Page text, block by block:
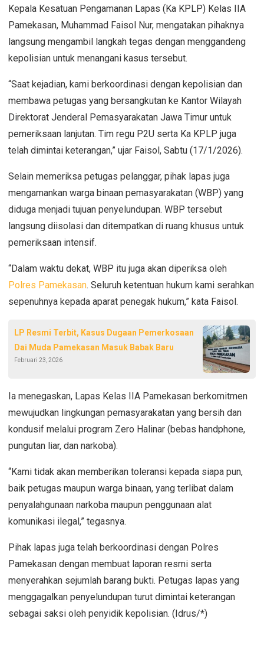
Kepala Kesatuan Pengamanan Lapas (Ka KPLP) Kelas IIA
Pamekasan, Muhammad Faisol Nur, mengatakan pihaknya
langsung mengambil langkah tegas dengan menggandeng
kepolisian untuk menangani kasus tersebut.
“Saat kejadian, kami berkoordinasi dengan kepolisian dan
membawa petugas yang bersangkutan ke Kantor Wilayah
Direktorat Jenderal Pemasyarakatan Jawa Timur untuk
pemeriksaan lanjutan. Tim regu P2U serta Ka KPLP juga
telah dimintai keterangan,” ujar Faisol, Sabtu (17/1/2026).
Selain memeriksa petugas pelanggar, pihak lapas juga
mengamankan warga binaan pemasyarakatan (WBP) yang
diduga menjadi tujuan penyelundupan. WBP tersebut
langsung diisolasi dan ditempatkan di ruang khusus untuk
pemeriksaan intensif.
“Dalam waktu dekat, WBP itu juga akan diperiksa oleh
Polres Pamekasan. Seluruh ketentuan hukum kami serahkan
sepenuhnya kepada aparat penegak hukum,” kata Faisol.
LP Resmi Terbit, Kasus Dugaan Pemerkosaan
Dai Muda Pamekasan Masuk Babak Baru
Februari 23, 2026
Ia menegaskan, Lapas Kelas IIA Pamekasan berkomitmen
mewujudkan lingkungan pemasyarakatan yang bersih dan
kondusif melalui program Zero Halinar (bebas handphone,
pungutan liar, dan narkoba).
“Kami tidak akan memberikan toleransi kepada siapa pun,
baik petugas maupun warga binaan, yang terlibat dalam
penyalahgunaan narkoba maupun penggunaan alat
komunikasi ilegal,” tegasnya.
Pihak lapas juga telah berkoordinasi dengan Polres
Pamekasan dengan membuat laporan resmi serta
menyerahkan sejumlah barang bukti. Petugas lapas yang
menggagalkan penyelundupan turut dimintai keterangan
sebagai saksi oleh penyidik kepolisian. (Idrus/*)